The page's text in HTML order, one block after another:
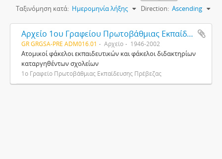
Ταξινόμηση κατά: Ημερομηνία λήξης Direction: Ascending
Αρχείο 1ου Γραφείου Πρωτοβάθμιας Εκπαίδευσης Πρέβεζας
GR GRGSA-PRE ADM016.01 Αρχείο 1946-2002
Ατομικοί φάκελοι εκπαιδευτικών και φάκελοι διδακτηρίων
καταργηθέντων σχολείων
1ο Γραφείο Πρωτοβάθμιας Εκπαίδευσης Πρέβεζας